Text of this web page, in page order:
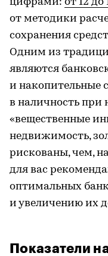
от методики
сохранения
Одним из
являются
и накопительные
в наличность при
«вещественные
недвижимость,
рискованы, чем,
для вас
оптимальных
и увеличению их
Показатели